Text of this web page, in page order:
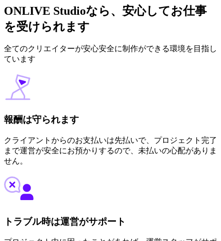
ONLIVE Studioなら、安心してお仕事
を受けられます
全てのクリエイターが安心安全に制作ができる環境を目指し
ています
報酬は守られます
クライアントからのお支払いは先払いで、プロジェクト完了
まで運営が安全にお預かりするので、未払いの心配がありま
せん。
トラブル時は運営がサポート